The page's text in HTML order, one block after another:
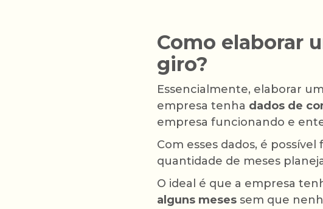
Como elaborar
giro?
Essencialmente, elaborar
empresa tenha dados de
empresa funcionando e
Com esses dados, é possível
quantidade de meses
O ideal é que a empresa
alguns mesessem que